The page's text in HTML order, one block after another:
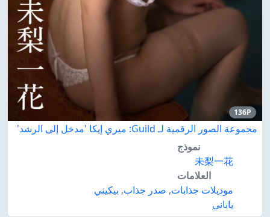
136P
مجموعة الصور الرقمية لـ Guild: ميري إيكا 'مدخل إلى الرشد'
نموذج
未梨一花
العلامات
موديلات جذابات, صدر جذاب, بيكيني
ياباني